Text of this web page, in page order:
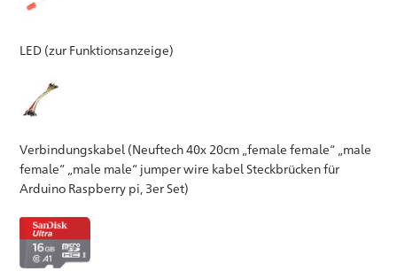
LED (zur Funktionsanzeige)
Verbindungskabel (Neuftech 40x 20cm „female female“ „male
female“ „male male“ jumper wire kabel Steckbrücken für
Arduino Raspberry pi, 3er Set)